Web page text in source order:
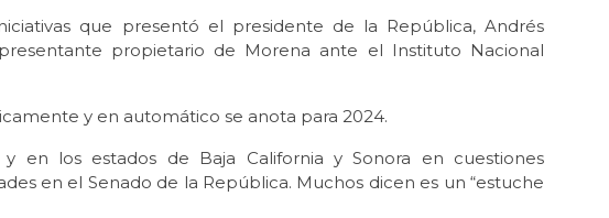
que presentó el presidente de la República, Andrés
propietario de Morena ante el Instituto Nacional
y en automático se anota para 2024.
y en los estados de Baja California y Sonora en cuestiones
en el Senado de la República. Muchos dicen es un “estuche